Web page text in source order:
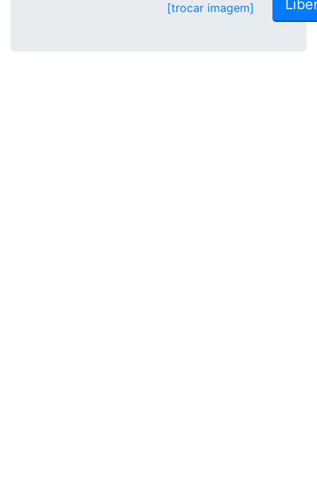
[trocar imagem]